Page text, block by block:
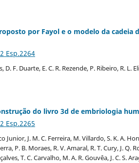
por Fayol e o modelo da cadeia
Esp.2264
D. F. Duarte, E. C. R. Rezende, P. Ribeiro, R. L.
do livro 3d de embriologia
Esp.2265
Junior, J. M. C. Ferreira, M. Villardo, S. K. A.
P. B. Moraes, R. V. Amaral, R. T. Cury, J. Q.
T. C. Carvalho, M. A. R. Gouvêa, J. C. S.